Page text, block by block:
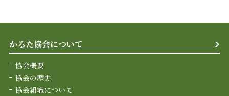
かるた協会について
協会概要
協会の歴史
協会組織について